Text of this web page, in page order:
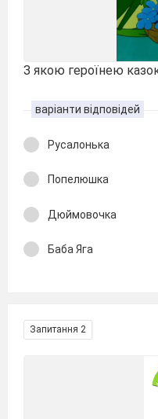
З якою героїнею
варіанти відповідей
Русалонька
Попелюшка
Дюймовочка
Баба Яга
Запитання 2